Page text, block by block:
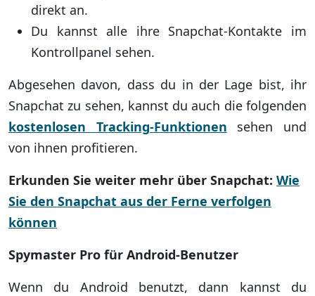
direkt an.
Du kannst alle ihre Snapchat-Kontakte im
Kontrollpanel sehen.
Abgesehen davon, dass du in der Lage bist, ihr
Snapchat zu sehen, kannst du auch die folgenden
kostenlosen Tracking-Funktionen sehen und
von ihnen profitieren.
Erkunden Sie weiter mehr über Snapchat: Wie
Sie den Snapchat aus der Ferne verfolgen
können
Spymaster Pro für Android-Benutzer
Wenn du Android benutzt, dann kannst du